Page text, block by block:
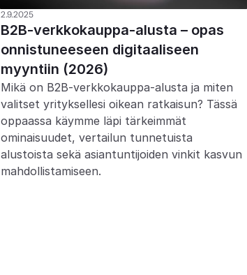
2.9.2025
B2B-verkkokauppa-alusta – opas
onnistuneeseen digitaaliseen
myyntiin (2026)
Mikä on B2B-verkkokauppa-alusta ja miten
valitset yrityksellesi oikean ratkaisun? Tässä
oppaassa käymme läpi tärkeimmät
ominaisuudet, vertailun tunnetuista
alustoista sekä asiantuntijoiden vinkit kasvun